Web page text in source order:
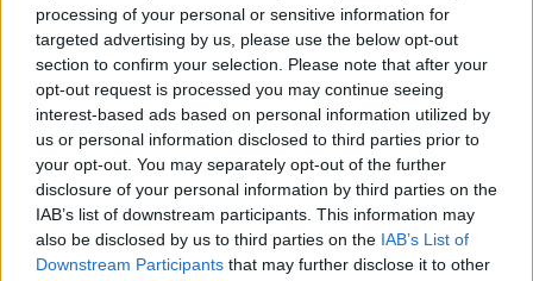
processing of your personal or sensitive information for
targeted advertising by us, please use the below opt-out
section to confirm your selection. Please note that after your
opt-out request is processed you may continue seeing
interest-based ads based on personal information utilized by
us or personal information disclosed to third parties prior to
your opt-out. You may separately opt-out of the further
disclosure of your personal information by third parties on the
IAB’s list of downstream participants. This information may
also be disclosed by us to third parties on the IAB’s List of
Downstream Participants that may further disclose it to other
Edellinen artikkeli
”Lopeta se v***n itkeminen,
Seuraava artikkeli
Video yhteenotosta leviää –